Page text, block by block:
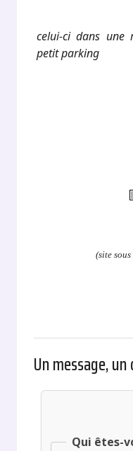
celui-ci dans une
petit parking
(site
Un message,
Qui êtes-